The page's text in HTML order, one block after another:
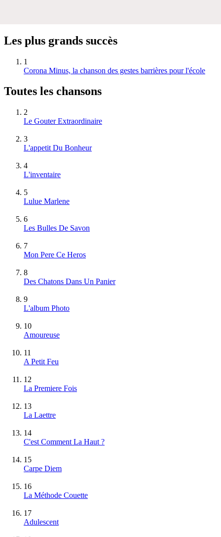
Les plus grands succès
1
Corona Minus, la chanson des gestes barrières pour l'école
Toutes les chansons
2
Le Gouter Extraordinaire
3
L'appetit Du Bonheur
4
L'inventaire
5
Lulue Marlene
6
Les Bulles De Savon
7
Mon Pere Ce Heros
8
Des Chatons Dans Un Panier
9
L'album Photo
10
Amoureuse
11
A Petit Feu
12
La Premiere Fois
13
La Laettre
14
C'est Comment La Haut ?
15
Carpe Diem
16
La Méthode Couette
17
Adulescent